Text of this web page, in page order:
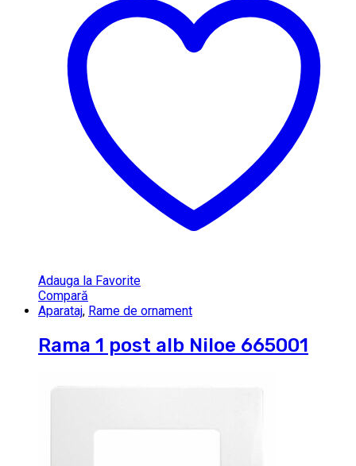
Adauga la Favorite
Compară
Aparataj, Rame de ornament
Rama 1 post alb Niloe 665001